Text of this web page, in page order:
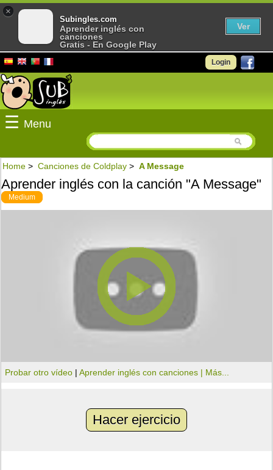
Login
☰ Menu
Home > Canciones de Coldplay > A Message
Aprender inglés con la canción "A Message"
Medium
Probar otro vídeo |Aprender inglés con canciones | Más...
Hacer ejercicio
×
Subingles.com
Aprender inglés con
canciones
Gratis - En Google Play
Ver